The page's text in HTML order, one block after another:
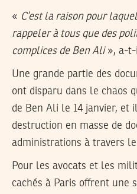
« C’est la raison pour
rappeler à tous que des
complices de Ben Ali», a-t-
Une grande partie des
ont disparu dans le chaos
de Ben Ali le 14 janvier, et
destruction en masse de
administrations à travers le
Pour les avocats et les
cachés à Paris offrent une